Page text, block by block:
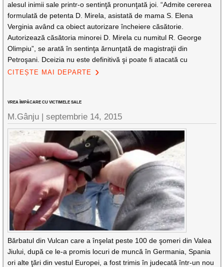
alesul inimii sale printr-o sentinţă pronunţată joi. “Admite cererea
formulată de petenta D. Mirela, asistată de mama S. Elena
Verginia având ca obiect autorizare încheiere căsătorie.
Autorizează căsătoria minorei D. Mirela cu numitul R. George
Olimpiu”, se arată în sentinţa ărnunţată de magistraţii din
Petroşani. Dceizia nu este definitivă şi poate fi atacată cu
CITEȘTE MAI DEPARTE
VREA ÎMPĂCARE CU VICTIMELE SALE
M.Gânju |septembrie 14, 2015
Bărbatul din Vulcan care a înşelat peste 100 de şomeri din Valea
Jiului, după ce le-a promis locuri de muncă în Germania, Spania
ori alte ţări din vestul Europei, a fost trimis în judecată într-un nou